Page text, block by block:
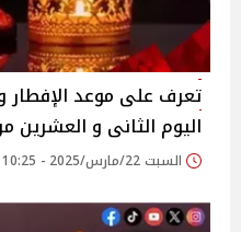
تعرف على موعد
اليوم الثانى و العشرين
السبت 22/مارس/2025 - 10:25 ص